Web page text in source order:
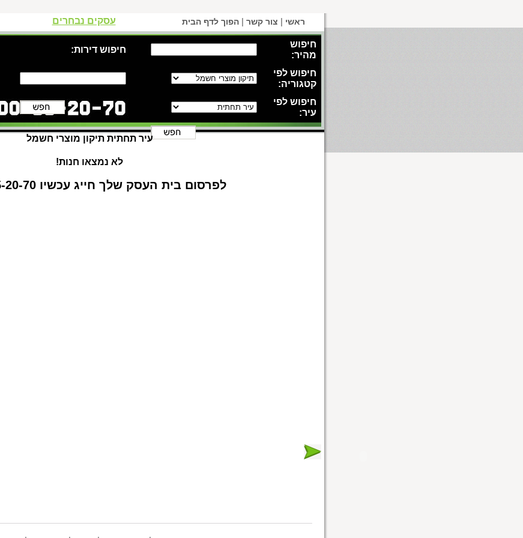
ראשי | צור קשר | הפוך לדף הבית עסקים נבחרים
חיפוש
מהיר:
חיפוש דירות:
חיפוש לפי
קטגוריה:
חיפוש לפי
עיר:
עיר תחתית תיקון מוצרי חשמל
לא נמצאו חנות!
לפרסום בית העסק שלך חייג עכשיו 1-700-55-20-70